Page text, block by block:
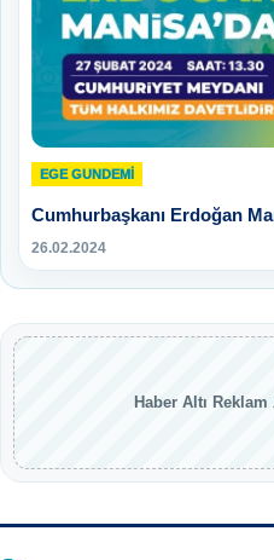
EGE GUNDEMİ
Cumhurbaşkanı Erdoğan
26.02.2024
Haber Altı Reklam